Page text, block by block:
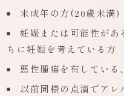
未成年の方(20歳未満)
妊娠または可能性があ
ちに妊娠を考えている方
悪性腫瘍を有している
以前同様の点滴でア